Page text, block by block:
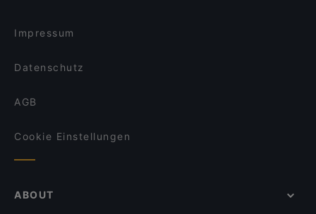
Impressum
Datenschutz
AGB
Cookie Einstellungen
ABOUT